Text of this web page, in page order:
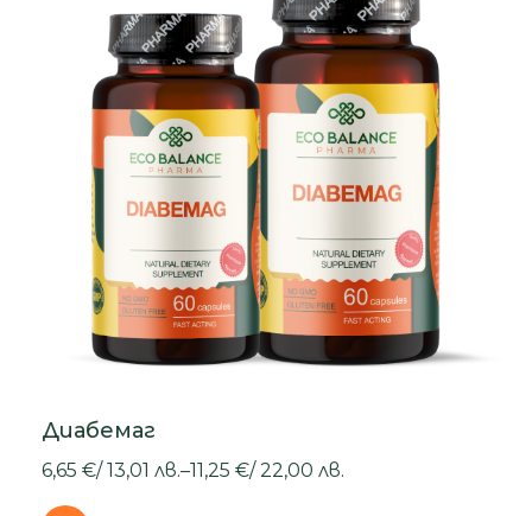
Диабемаг
6,65 €/13,01 лв.–11,25 €/22,00 лв.